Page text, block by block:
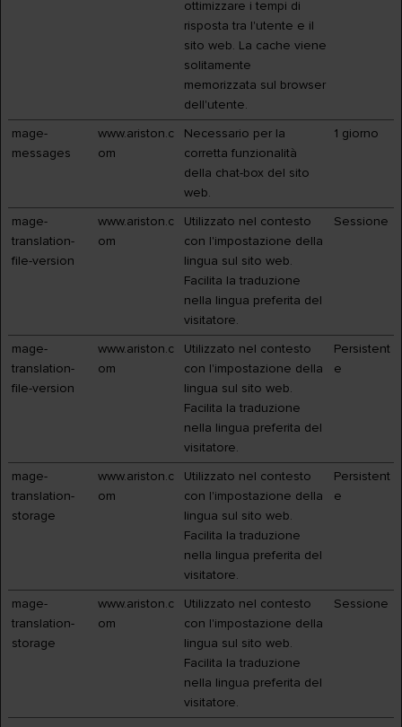
ottimizzare i tempi di
risposta tra l'utente e il
sito web. La cache viene
solitamente
memorizzata sul browser
dell'utente.
mage-
messages
www.ariston.c
om
Necessario per la
corretta funzionalità
della chat-box del sito
web.
1 giorno
mage-
translation-
file-version
www.ariston.c
om
Utilizzato nel contesto
con l'impostazione della
lingua sul sito web.
Facilita la traduzione
nella lingua preferita del
visitatore.
Sessione
mage-
translation-
file-version
www.ariston.c
om
Utilizzato nel contesto
con l'impostazione della
lingua sul sito web.
Facilita la traduzione
nella lingua preferita del
visitatore.
Persistent
e
mage-
translation-
storage
www.ariston.c
om
Utilizzato nel contesto
con l'impostazione della
lingua sul sito web.
Facilita la traduzione
nella lingua preferita del
visitatore.
Persistent
e
mage-
translation-
storage
www.ariston.c
om
Utilizzato nel contesto
con l'impostazione della
lingua sul sito web.
Facilita la traduzione
nella lingua preferita del
visitatore.
Sessione